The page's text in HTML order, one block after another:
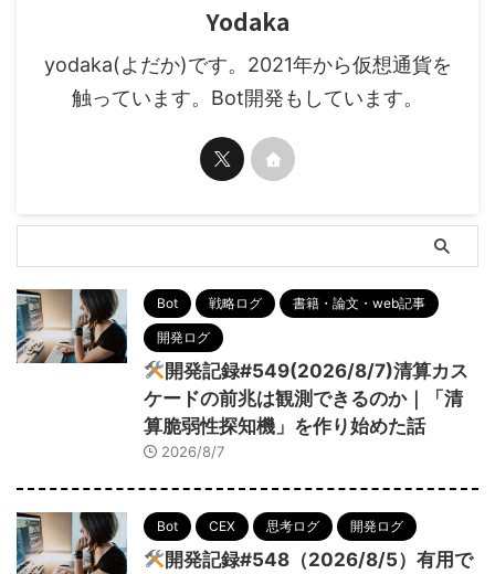
Yodaka
yodaka(よだか)です。2021年から仮想通貨を
触っています。Bot開発もしています。
Bot 戦略ログ 書籍・論文・web記事
開発ログ
開発記録#549(2026/8/7)清算カス
ケードの前兆は観測できるのか｜「清
算脆弱性探知機」を作り始めた話
2026/8/7
Bot CEX 思考ログ 開発ログ
開発記録#548（2026/8/5）有用で